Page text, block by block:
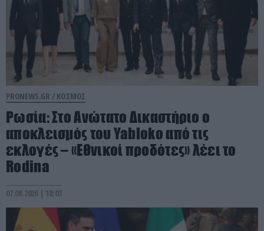
PRONEWS.GR / ΚΟΣΜΟΣ
Ρωσία: Στο Ανώτατο Δικαστήριο ο
αποκλεισμός του Yabloko από τις
εκλογές – «Εθνικοί προδότες» λέει το
Rodina
07.08.2026 | 18:03